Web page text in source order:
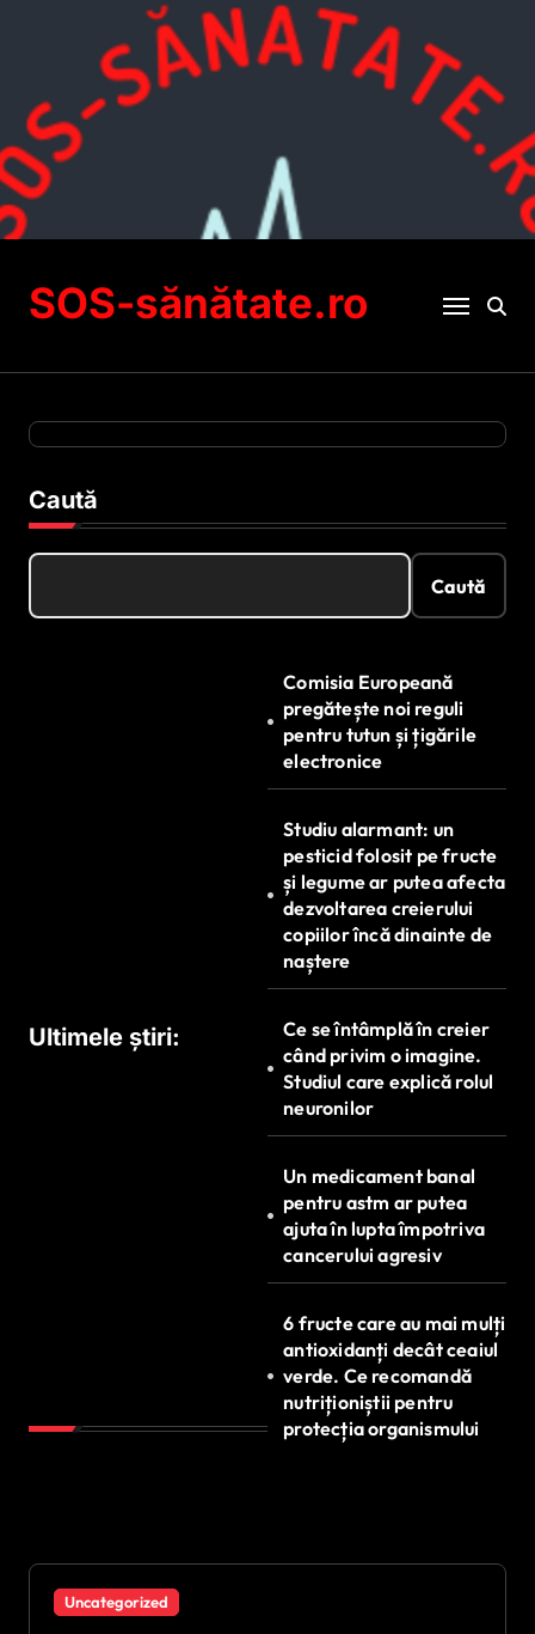
SOS-sănătate.ro
Caută
Caută
Ultimele știri:
Comisia Europeană
pregătește noi reguli
pentru tutun și țigările
electronice
Studiu alarmant: un
pesticid folosit pe fructe
și legume ar putea afecta
dezvoltarea creierului
copiilor încă dinainte de
naștere
Ce se întâmplă în creier
când privim o imagine.
Studiul care explică rolul
neuronilor
Un medicament banal
pentru astm ar putea
ajuta în lupta împotriva
cancerului agresiv
6 fructe care au mai mulți
antioxidanți decât ceaiul
verde. Ce recomandă
nutriționiștii pentru
protecția organismului
Uncategorized